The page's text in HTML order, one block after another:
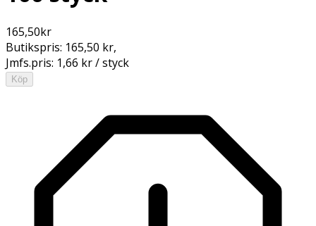
165,50kr
Butikspris: 165,50 kr,
Jmfs.pris: 1,66 kr / styck
Köp